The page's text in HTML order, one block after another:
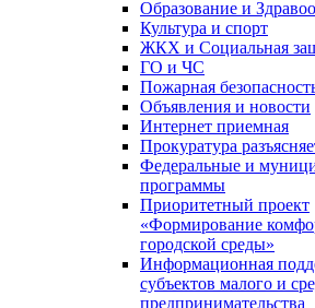
Образование и
Культура и спорт
ЖКХ и Социальная
ГО и ЧС
Пожарная
Объявления и новости
Интернет приемная
Прокуратура
Федеральные и
программы
Приоритетный проект
«Формирование
городской среды»
Информационная
субъектов малого и
предпринимательства